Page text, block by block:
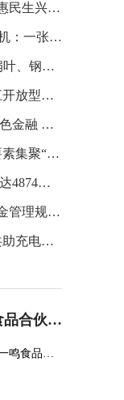
“河北净菜”变“北京好菜”惠民生兴产业
广东百年“渔网小镇”谋新机：一张渔网撒向世界
外贸订单UP！巨型风电扇叶、钢制家具等加速“出海”
衢州综合保税区获批 浙江开放型经济发展再添新引擎
引导银行业保险业发展绿色金融 两部门联合发布方案
福建优化投资环境 打造要素集聚“新优势”
去年湖北民营企业进出口达4874亿元 同比增长10.3%
截至2025年1月末 私募基金管理规模达19.92万亿元
各地加速布局 政策技术共助充电产业向好
全年开店目标搁浅 一鸣食品合伙企业忙套现
12月10日，一鸣食品开盘涨停，已连收11个涨停板，报28 84元 股，最新A股总市值11...